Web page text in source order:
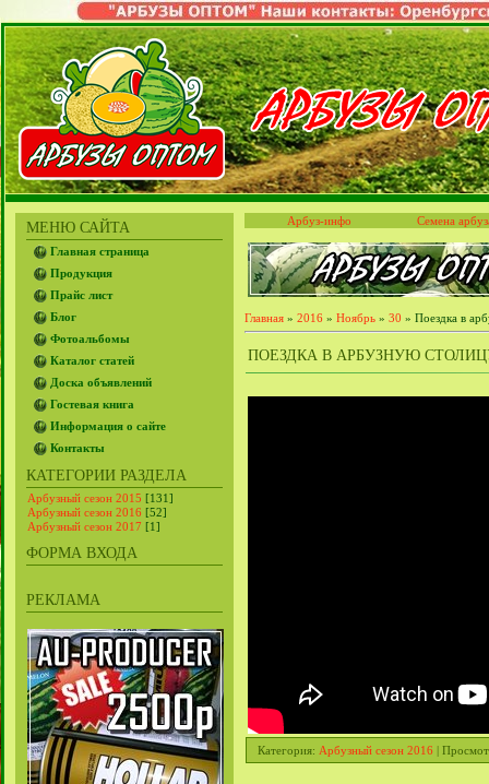
МЕНЮ САЙТА
Главная страница
Продукция
Прайс лист
Блог
Фотоальбомы
Каталог статей
Доска объявлений
Гостевая книга
Информация о сайте
Контакты
КАТЕГОРИИ РАЗДЕЛА
Арбузный сезон 2015 [131]
Арбузный сезон 2016 [52]
Арбузный сезон 2017 [1]
ФОРМА ВХОДА
РЕКЛАМА
Арбуз-инфо Семена
Главная » 2016 » Ноябрь » 30 » Поездка в
ПОЕЗДКА В АРБУЗНУЮ СТОЛИЦУ
Категория: Арбузный сезон 2016 |